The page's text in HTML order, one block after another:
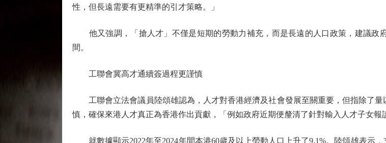
性，但長遠需要有更精準的引才策略。」
他又強調，「搶人才」不僅是短期的勞動力補充，而是長遠的人口政策，建議政
間。
工聯會冀高才通續簽過程更謹慎
工聯會立法會議員陸頌雄認為，人才對香港經濟及社會發展至關重要，但指除了量
慎，確保來港人才真正為香港作出貢獻，「例如政府近期便釐清了針對輸入人才子女報
就數據顯示2022年至2024年間本港60歲及以上勞動人口上升了9.1%。陸頌雄表示